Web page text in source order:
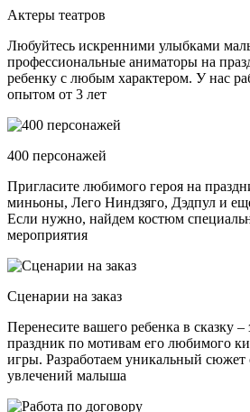
Актеры театров
Любуйтесь искренними улыбками
профессиональные аниматоры на
ребенку с любым характером. У нас
опытом от 3 лет
400 персонажей
Пригласите любимого героя на
миньоны, Лего Ниндзяго, Дэдпул и
Если нужно, найдем костюм
мероприятия
Сценарии на заказ
Перенесите вашего ребенка в сказку –
праздник по мотивам его любимого
игры. Разработаем уникальный сюжет
увлечений малыша